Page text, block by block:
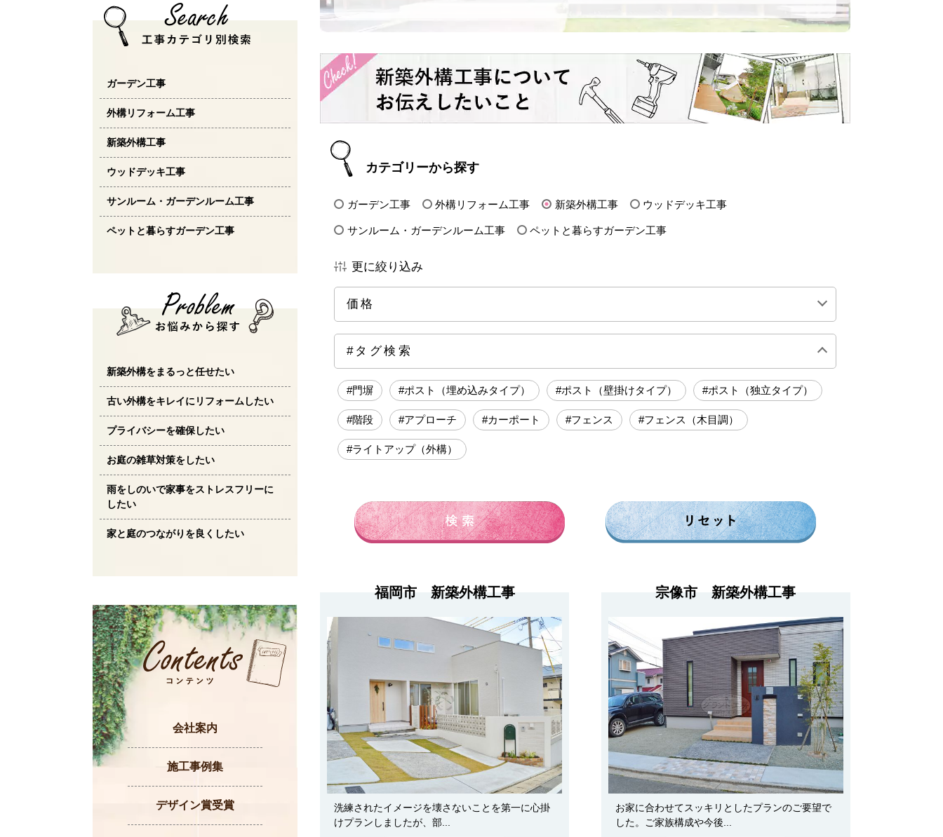
カテゴリーから探す
ガーデン工事 外構リフォーム工事 新築外構工事 ウッドデッキ工事
サンルーム・ガーデンルーム工事 ペットと暮らすガーデン工事
更に絞り込み
価格
全ての価格帯
250万円前後 300万円前後 500万円～
#タグ検索
#門塀 #ポスト（埋め込みタイプ） #ポスト（壁掛けタイプ） #ポスト（独立タイプ）
#階段 #アプローチ #カーポート #フェンス #フェンス（木目調）
#ライトアップ（外構）
福岡市 新築外構工事
洗練されたイメージを壊さないことを第一に心掛
けプランしましたが、部...
宗像市 新築外構工事
お家に合わせてスッキリとしたプランのご要望で
した。ご家族構成や今後...
ガーデン工事
外構リフォーム工事
新築外構工事
ウッドデッキ工事
サンルーム・ガーデンルーム工事
ペットと暮らすガーデン工事
新築外構をまるっと任せたい
古い外構をキレイにリフォームしたい
プライバシーを確保したい
お庭の雑草対策をしたい
雨をしのいで家事をストレスフリーに
したい
家と庭のつながりを良くしたい
会社案内
施工事例集
デザイン賞受賞